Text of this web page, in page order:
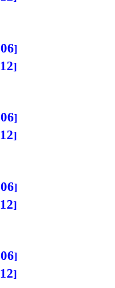
06
12
06
12
06
12
06
12